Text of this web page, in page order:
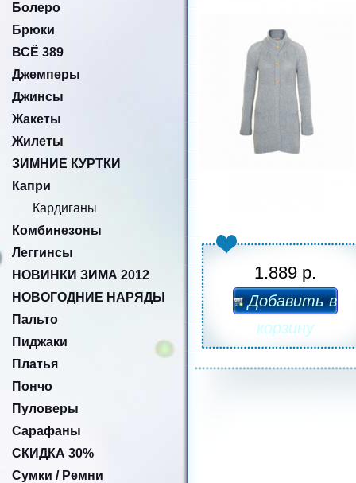
Болеро
Брюки
ВСЁ 389
Джемперы
Джинсы
Жакеты
Жилеты
ЗИМНИЕ КУРТКИ
Капри
Кардиганы
Комбинезоны
Леггинсы
НОВИНКИ ЗИМА 2012
НОВОГОДНИЕ НАРЯДЫ
Пальто
Пиджаки
Платья
Пончо
Пуловеры
Сарафаны
СКИДКА 30%
Сумки / Ремни
1.889 р.
Добавить в
корзину